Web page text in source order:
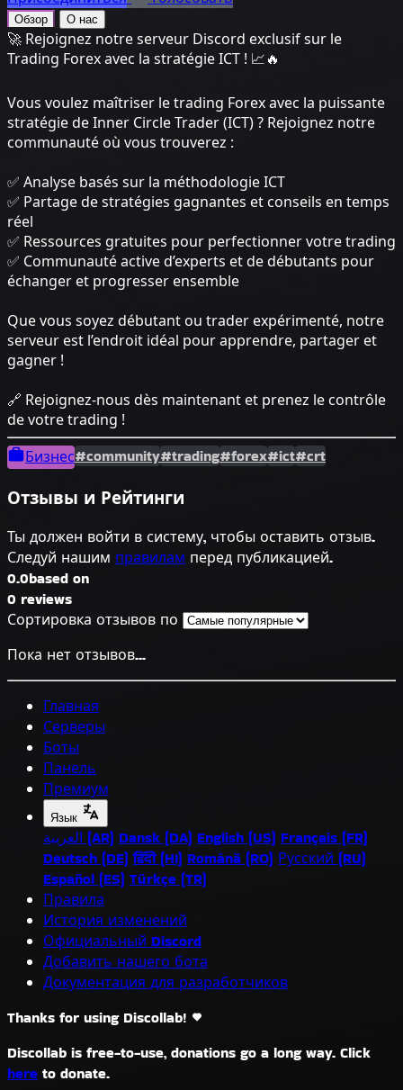
Обзор О нас
🚀 Rejoignez notre serveur Discord exclusif sur le
Trading Forex avec la stratégie ICT ! 📈🔥
Vous voulez maîtriser le trading Forex avec la puissante
stratégie de Inner Circle Trader (ICT) ? Rejoignez notre
communauté où vous trouverez :
✅ Analyse basés sur la méthodologie ICT
✅ Partage de stratégies gagnantes et conseils en temps
réel
✅ Ressources gratuites pour perfectionner votre trading
✅ Communauté active d’experts et de débutants pour
échanger et progresser ensemble
Que vous soyez débutant ou trader expérimenté, notre
serveur est l’endroit idéal pour apprendre, partager et
gagner !
🔗 Rejoignez-nous dès maintenant et prenez le contrôle
de votre trading !
Бизнес#community#trading#forex#ict#crt
Отзывы и Рейтинги
Ты должен войти в систему, чтобы оставить отзыв.
Следуй нашим правилам перед публикацией.
0.0based on
0 reviews
Сортировка отзывов по
Пока нет отзывов...
Главная
Серверы
Боты
Панель
Премиум
Язык
العربية (AR) Dansk (DA) English (US) Français (FR)
Deutsch (DE) हिंदी (HI) Română (RO) Русский (RU)
Español (ES) Türkçe (TR)
Правила
История изменений
Официальный Discord
Добавить нашего бота
Документация для разработчиков
Thanks for using Discollab!
Discollab is free-to-use, donations go a long way. Click
here to donate.